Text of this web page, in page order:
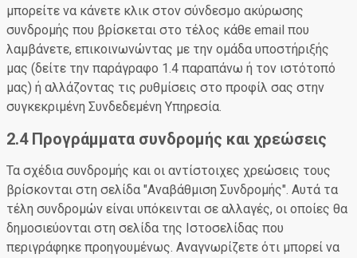
μπορείτε να κάνετε κλικ στον σύνδεσμο ακύρωσης
συνδρομής που βρίσκεται στο τέλος κάθε email που
λαμβάνετε, επικοινωνώντας με την ομάδα υποστήριξής
μας (δείτε την παράγραφο 1.4 παραπάνω ή τον ιστότοπό
μας) ή αλλάζοντας τις ρυθμίσεις στο προφίλ σας στην
συγκεκριμένη Συνδεδεμένη Υπηρεσία.
2.4 Προγράμματα συνδρομής και χρεώσεις
Τα σχέδια συνδρομής και οι αντίστοιχες χρεώσεις τους
βρίσκονται στη σελίδα "Αναβάθμιση Συνδρομής". Αυτά τα
τέλη συνδρομών είναι υπόκεινται σε αλλαγές, οι οποίες θα
δημοσιεύονται στη σελίδα της Ιστοσελίδας που
περιγράφηκε προηγουμένως. Αναγνωρίζετε ότι μπορεί να